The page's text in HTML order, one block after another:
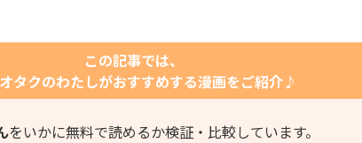
この記事では、
タクのわたしがおすすめする漫画をご紹介♪
をいかに無料で読めるか検証・比較しています。